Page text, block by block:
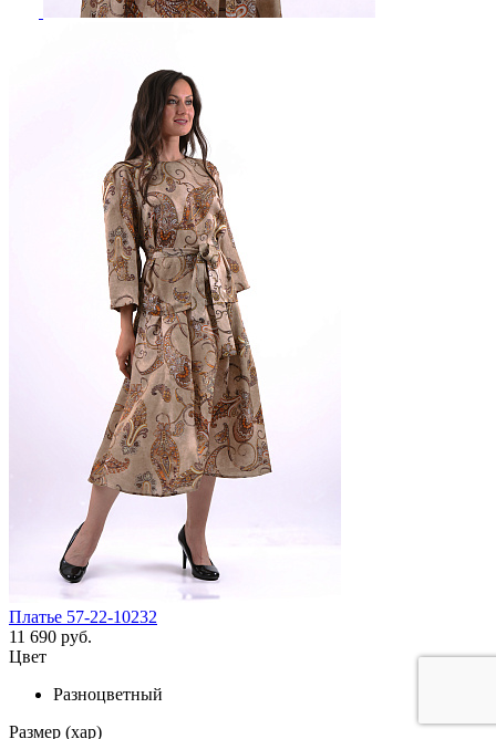
Платье 57-22-10232
11 690 руб.
Цвет
Разноцветный
Размер (хар)